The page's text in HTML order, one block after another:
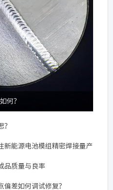
何？
？
新能源电池模组精密焊接量产
品质量与良率
偏差如何调试修复？